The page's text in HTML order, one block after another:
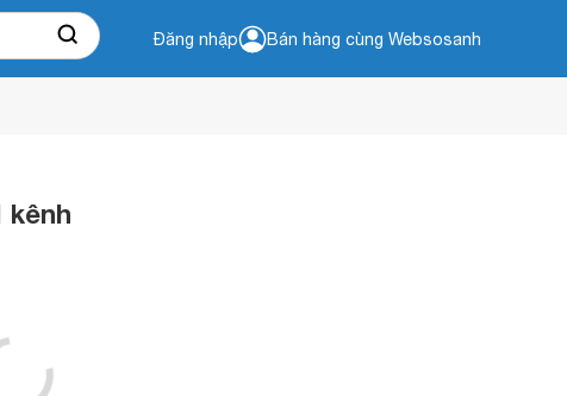
Đăng nhập Bán hàng cùng Websosanh
kênh